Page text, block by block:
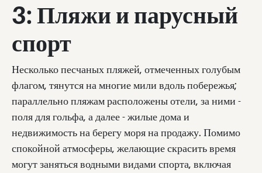
3: Пляжи и парусный
спорт
Несколько песчаных пляжей, отмеченных голубым
флагом, тянутся на многие мили вдоль побережья;
параллельно пляжам расположены отели, за ними -
поля для гольфа, а далее - жилые дома и
недвижимость на берегу моря на продажу. Помимо
спокойной атмосферы, желающие скрасить время
могут заняться водными видами спорта, включая